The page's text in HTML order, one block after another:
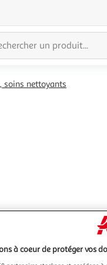
soins nettoyants
à coeur de protéger vos